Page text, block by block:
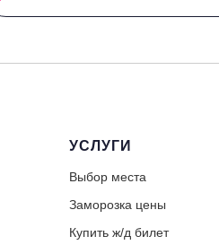
УСЛУГИ
Выбор места
Заморозка цены
Купить ж/д билет